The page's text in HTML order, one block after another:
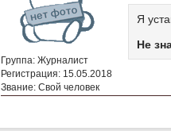
Группа: Журналист
Регистрация: 15.05.2018
Звание: Свой человек
Я
Не